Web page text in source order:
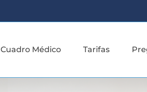
Cuadro Médico Tarifas